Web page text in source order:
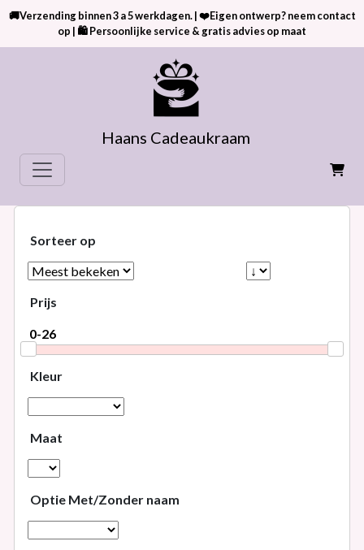
🚚Verzending binnen 3 a 5 werkdagen. | ❤️Eigen ontwerp? neem contact
op | 🛍 Persoonlijke service & gratis advies op maat
Haans Cadeaukraam
Sorteer op
Prijs
Kleur
Maat
Optie Met/Zonder naam